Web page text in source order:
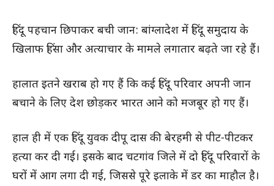
हिंदू पहचान छिपाकर बची जान: बांग्लादेश में हिंदू समुदाय के
खिलाफ हिंसा और अत्याचार के मामले लगातार बढ़ते जा रहे हैं।
हालात इतने खराब हो गए हैं कि कई हिंदू परिवार अपनी जान
बचाने के लिए देश छोड़कर भारत आने को मजबूर हो गए हैं।
हाल ही में एक हिंदू युवक दीपू दास की बेरहमी से पीट-पीटकर
हत्या कर दी गई। इसके बाद चटगांव जिले में दो हिंदू परिवारों के
घरों में आग लगा दी गई, जिससे पूरे इलाके में डर का माहौल है।